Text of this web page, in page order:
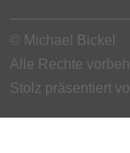
© Michael Bickel
Alle Rechte
Stolz präsentiert